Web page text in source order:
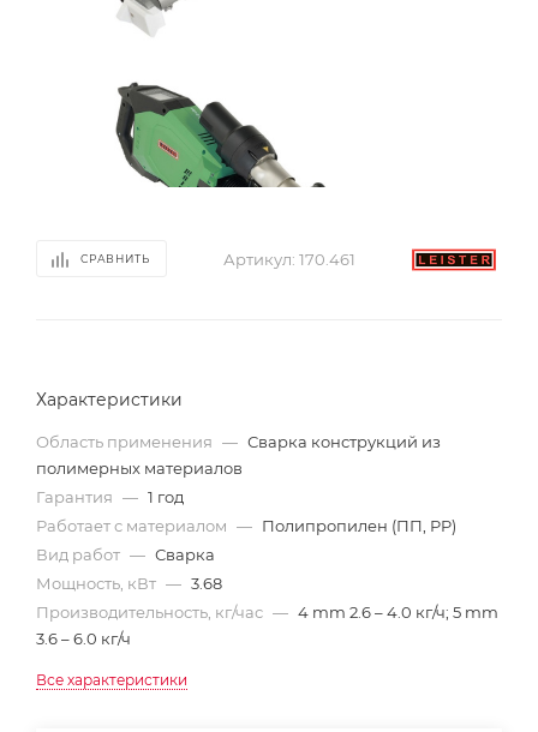
СРАВНИТЬ Артикул: 170.461
Характеристики
Область применения — Сварка конструкций из
полимерных материалов
Гарантия — 1 год
Работает с материалом — Полипропилен (ПП, PP)
Вид работ — Сварка
Мощность, кВт — 3.68
Производительность, кг/час — 4 mm 2.6 – 4.0 кг/ч; 5 mm
3.6 – 6.0 кг/ч
Все характеристики